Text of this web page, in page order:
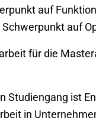
auf
Schwerpunkt auf
für die
Studiengang ist
in